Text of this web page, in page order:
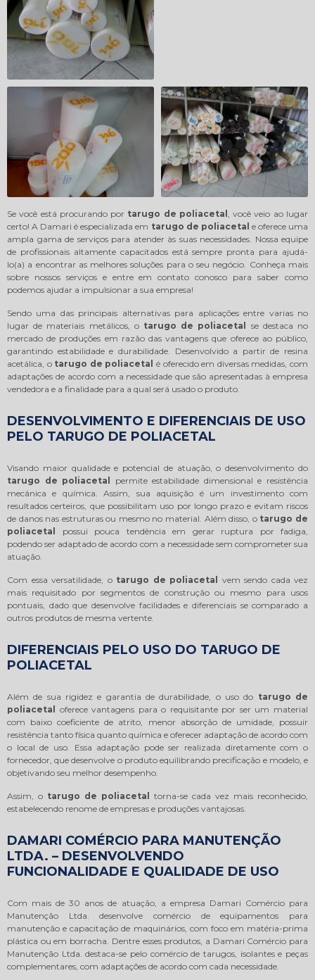
Se você está procurando por tarugo de poliacetal , você veio ao lugar
certo! A Damari é especializada em tarugo de poliacetal e oferece uma
ampla gama de serviços para atender às suas necessidades. Nossa equipe
de profissionais altamente capacitados está sempre pronta para ajudá-
lo(a) a encontrar as melhores soluções para o seu negócio. Conheça mais
sobre nossos serviços e entre em contato conosco para saber como
podemos ajudar a impulsionar a sua empresa!
Sendo uma das principais alternativas para aplicações entre varias no
lugar de materiais metálicos, o tarugo de poliacetal se destaca no
mercado de produções em razão das vantagens que oferece ao público,
garantindo estabilidade e durabilidade. Desenvolvido a partir de resina
acetálica, o tarugo de poliacetal é oferecido em diversas medidas, com
adaptações de acordo com a necessidade que são apresentadas à empresa
vendedora e a finalidade para a qual será usado o produto.
DESENVOLVIMENTO E DIFERENCIAIS DE USO
PELO TARUGO DE POLIACETAL
Visando maior qualidade e potencial de atuação, o desenvolvimento do
tarugo de poliacetal permite estabilidade dimensional e resistência
mecânica e química. Assim, sua aquisição é um investimento com
resultados certeiros, que possibilitam uso por longo prazo e evitam riscos
de danos nas estruturas ou mesmo no material. Além disso, o tarugo de
poliacetal possui pouca tendência em gerar ruptura por fadiga,
podendo ser adaptado de acordo com a necessidade sem comprometer sua
atuação.
Com essa versatilidade, o tarugo de poliacetal vem sendo cada vez
mais requisitado por segmentos de construção ou mesmo para usos
pontuais, dado que desenvolve facilidades e diferenciais se comparado a
outros produtos de mesma vertente.
DIFERENCIAIS PELO USO DO TARUGO DE
POLIACETAL
Além de sua rigidez e garantia de durabilidade, o uso do tarugo de
poliacetal oferece vantagens para o requisitante por ser um material
com baixo coeficiente de atrito, menor absorção de umidade, possuir
resistência tanto física quanto química e oferecer adaptação de acordo com
o local de uso. Essa adaptação pode ser realizada diretamente com o
fornecedor, que desenvolve o produto equilibrando precificação e modelo, e
objetivando seu melhor desempenho.
Assim, o tarugo de poliacetal torna-se cada vez mais reconhecido,
estabelecendo renome de empresas e produções vantajosas.
DAMARI COMÉRCIO PARA MANUTENÇÃO
LTDA. – DESENVOLVENDO
FUNCIONALIDADE E QUALIDADE DE USO
Com mais de 30 anos de atuação, a empresa Damari Comércio para
Manutenção Ltda. desenvolve comércio de equipamentos para
manutenção e capacitação de maquinários, com foco em matéria-prima
plástica ou em borracha. Dentre esses produtos, a Damari Comércio para
Manutenção Ltda. destaca-se pelo comércio de tarugos, isolantes e peças
complementares, com adaptações de acordo com cada necessidade.